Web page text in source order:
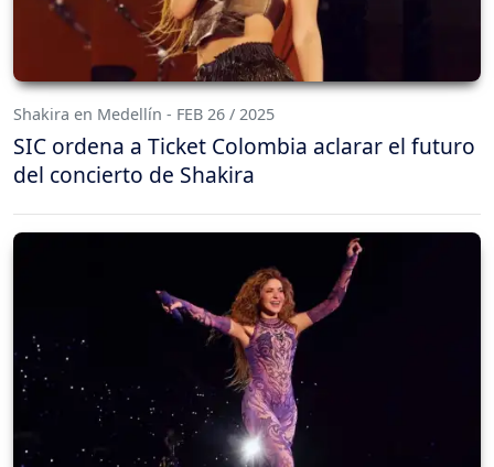
Shakira en Medellín - FEB 26 / 2025
SIC ordena a Ticket Colombia aclarar el futuro
del concierto de Shakira